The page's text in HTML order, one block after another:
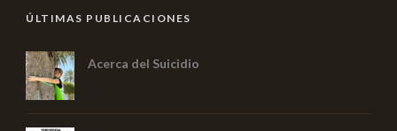
ÚLTIMAS PUBLICACIONES
Acerca del Suicidio